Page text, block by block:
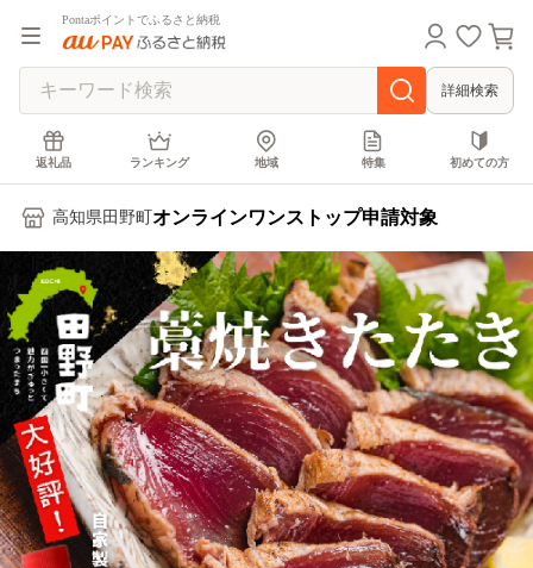
Pontaポイントでふるさと納税
詳細検索
返礼品 ランキング 地域 特集 初めての方
高知県田野町 オンラインワンストップ申請対象